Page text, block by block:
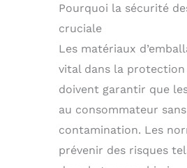
Pourquoi la sécurité
cruciale
Les matériaux
vital dans la
doivent garantir que
au consommateur
contamination. Les
prévenir des risques